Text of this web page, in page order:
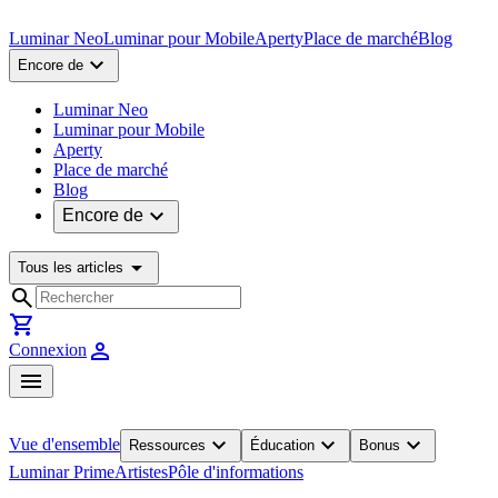
Luminar NeoLuminar pour MobileApertyPlace de marchéBlog
Encore de expand_more
Luminar Neo
Luminar pour Mobile
Aperty
Place de marché
Blog
Encore de expand_more
Tous les articles arrow_drop_down
search
shopping_cart
Connexion person
menu
Vue d'ensemble Ressources expand_more Éducation expand_more Bonus expand_more
Luminar PrimeArtistesPôle d'informations